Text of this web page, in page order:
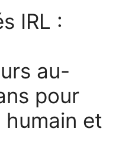
IRL :
au-
pour
et